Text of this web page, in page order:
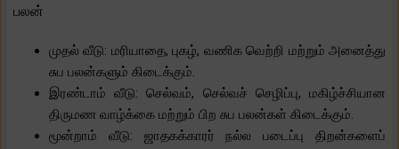
பலன்
முதல் வீடு: மரியாதை, புகழ், வணிக வெற்றி மற்றும் அனைத்து
சுப பலன்களும் கிடைக்கும்.
இரண்டாம் வீடு: செல்வம், செல்வச் செழிப்பு, மகிழ்ச்சியான
திருமண வாழ்க்கை மற்றும் பிற சுப பலன்கள் கிடைக்கும்.
மூன்றாம் வீடு: ஜாதகக்காரர் நல்ல படைப்பு திறன்களைப்